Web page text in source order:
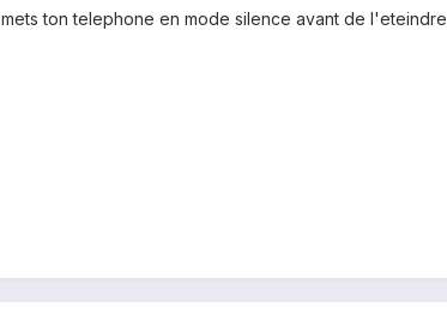
mets ton telephone en mode silence avant de l'eteindre